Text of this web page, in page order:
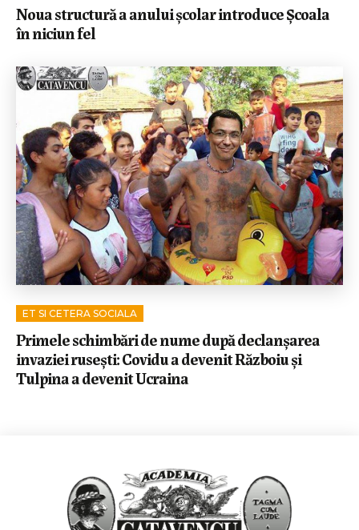
Noua structură a anului școlar introduce Școala
în niciun fel
ET SI CETERA SOCIALA
Primele schimbări de nume după declanșarea
invaziei rusești: Covidu a devenit Războiu și
Tulpina a devenit Ucraina